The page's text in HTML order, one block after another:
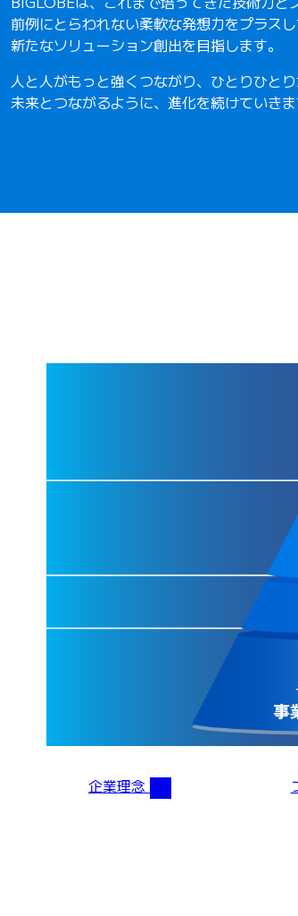
前例にとらわれない柔軟な発想⼒をプラスし
新たなソリューション創出を⽬指します。
⼈と⼈がもっと強くつながり、ひとりひと
未来とつながるように、進化を続けていきま
企業理念